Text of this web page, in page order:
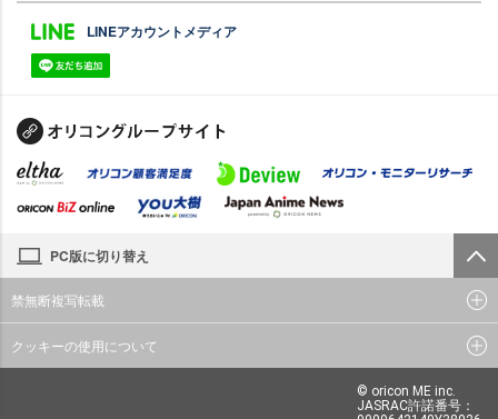
LINEアカウントメディア
PC版に切り替え
禁無断複写転載
クッキーの使用について
© oricon ME inc.
JASRAC許諾番号：